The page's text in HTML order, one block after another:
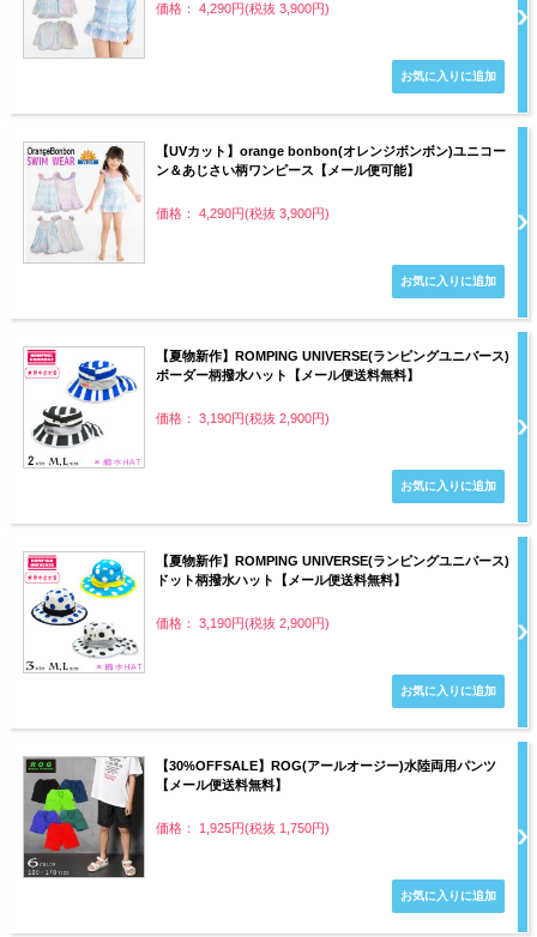
価格： 4,290円(税抜 3,900円)
【UVカット】orange bonbon(オレンジボンボン)ユニコー
ン＆あじさい柄ワンピース【メール便可能】
価格： 4,290円(税抜 3,900円)
【夏物新作】ROMPING UNIVERSE(ランピングユニバース)
ボーダー柄撥水ハット【メール便送料無料】
価格： 3,190円(税抜 2,900円)
【夏物新作】ROMPING UNIVERSE(ランピングユニバース)
ドット柄撥水ハット【メール便送料無料】
価格： 3,190円(税抜 2,900円)
【30%OFFSALE】ROG(アールオージー)水陸両用パンツ
【メール便送料無料】
価格： 1,925円(税抜 1,750円)